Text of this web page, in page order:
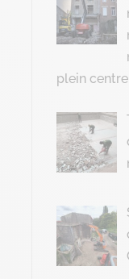
plein